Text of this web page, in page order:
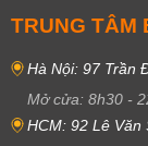
TRUNG TÂM
Hà Nội: 97 Trần
Mở cửa: 8h30 -
HCM: 92 Lê Văn